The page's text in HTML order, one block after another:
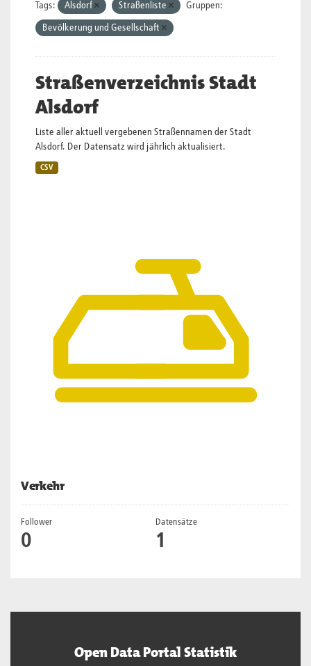
Verkehr
Follower
0
Datensätze
1
Tags: Alsdorf Straßenliste Gruppen:
Bevölkerung und Gesellschaft
Straßenverzeichnis Stadt
Alsdorf
Liste aller aktuell vergebenen Straßennamen der Stadt
Alsdorf. Der Datensatz wird jährlich aktualisiert.
CSV
Open Data Portal Statistik